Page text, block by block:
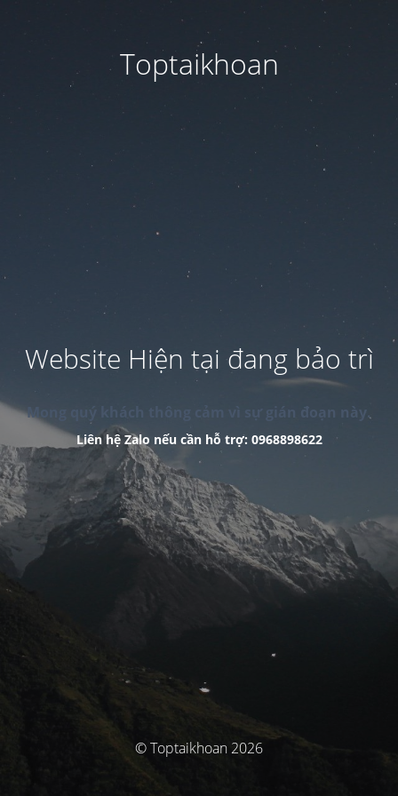
Toptaikhoan
Website Hiện tại đang bảo trì
Mong quý khách thông cảm vì sự gián đoạn này.
Liên hệ Zalo nếu cần hỗ trợ: 0968898622
© Toptaikhoan 2026